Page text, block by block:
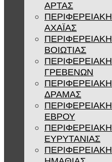
ΑΡΤΑΣ
ΑΧΑΪΑΣ
ΒΟΙΩΤΙΑΣ
ΓΡΕΒΕΝΩΝ
ΔΡΑΜΑΣ
ΕΒΡΟΥ
ΕΥΡΥΤΑΝΙΑΣ